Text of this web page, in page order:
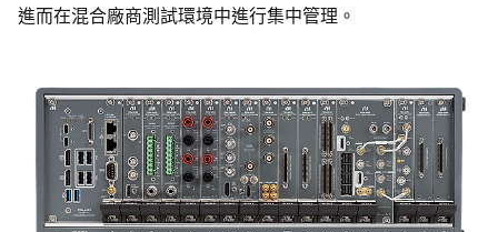
進而在混合廠商測試環境中進行集中管理。